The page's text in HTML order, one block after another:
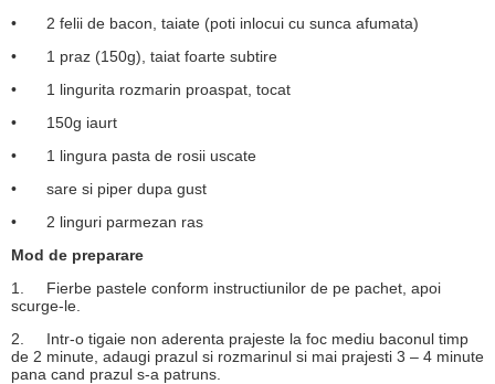
•
2 felii de bacon, taiate (poti inlocui cu sunca afumata)
•
1 praz (150g), taiat foarte subtire
•
1 lingurita rozmarin proaspat, tocat
•
150g iaurt
•
1 lingura pasta de rosii uscate
•
sare si piper dupa gust
•
2 linguri parmezan ras
Mod de preparare
1.
Fierbe pastele conform instructiunilor de pe pachet, apoi
scurge-le.
2.
Intr-o tigaie non aderenta prajeste la foc mediu baconul timp
de 2 minute, adaugi prazul si rozmarinul si mai prajesti 3 – 4 minute
pana cand prazul s-a patruns.